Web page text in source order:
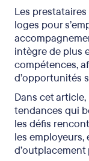
Les
loges pour
intègre de plus
compétences,
d’opportunités
Dans cet
tendances qui
les défis
les
En résumé